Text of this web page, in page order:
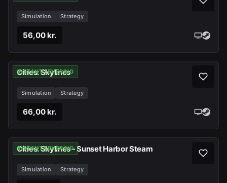
Simulation Strategy
56,00 kr.
INSTANT LEVERING
Cities: Skylines
Simulation Strategy
66,00 kr.
INSTANT LEVERING
Cities: Skylines - Sunset Harbor Steam
Simulation Strategy